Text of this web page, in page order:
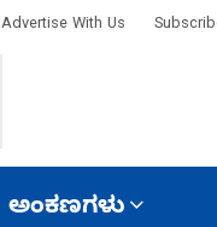
Advertise With Us
ಅಂಕಣಗಳು